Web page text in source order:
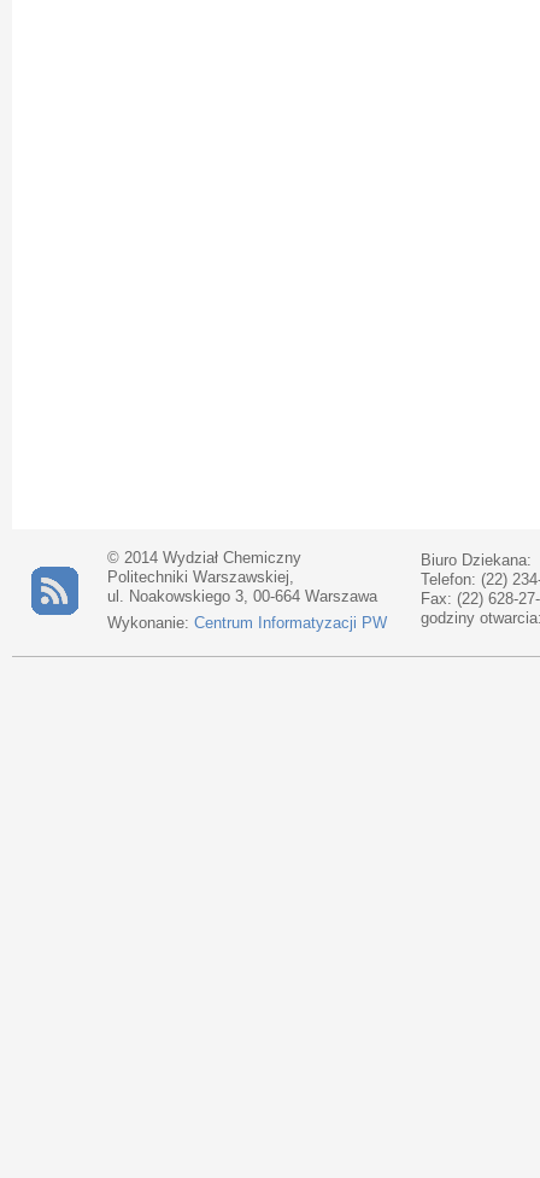
© 2014 Wydział Chemiczny
Politechniki Warszawskiej,
ul. Noakowskiego 3, 00-664 Warszawa
Wykonanie: Centrum Informatyzacji PW
Biuro Dziekana:
Telefon: (22)
Fax: (22) 628-
godziny